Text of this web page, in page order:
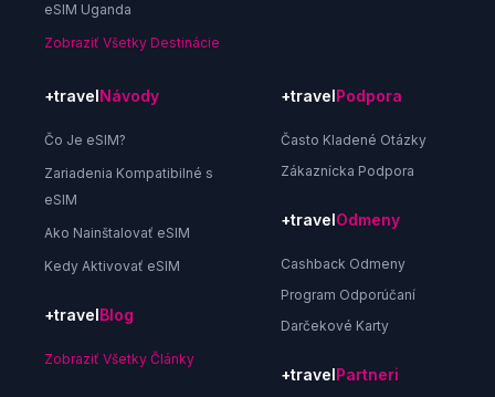
eSIM Uganda
Zobraziť Všetky Destinácie
+travelNávody
Čo Je eSIM?
Zariadenia Kompatibilné s
eSIM
Ako Nainštalovať eSIM
Kedy Aktivovať eSIM
+travelBlog
Zobraziť Všetky Články
+travelPodpora
Často Kladené Otázky
Zákaznícka Podpora
+travelOdmeny
Cashback Odmeny
Program Odporúčaní
Darčekové Karty
+travelPartneri